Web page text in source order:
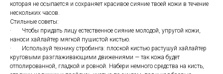
которая не осыпается и сохраняет красивое сияние твоей кожи в течение
нескольких часов.
Стильные советы:
· Чтобы придать лицу естественное сияние молодой, упругой кожи,
наноси хайлайтер мягкой пушистой кистью.
· Используй технику стробинга: плоской кистью растушуй хайлайтер
круговыми разглаживающими движениями — так кожа будет
отполированной, гладкой и ровной. Набери немного средства на кисть,